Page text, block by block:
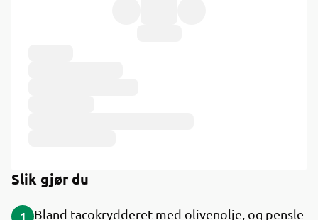
Slik gjør du
1
Bland tacokrydderet med olivenolje, og pensle